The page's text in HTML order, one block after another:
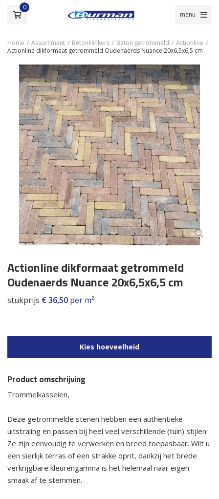
0
menu
Home / Assortiment / Betonklinkers / Beton getrommeld / Actionline /
Actionline dikformaat getrommeld Oudenaerds Nuance 20x6,5x6,5 cm
Actionline dikformaat getrommeld
Oudenaerds Nuance 20x6,5x6,5 cm
stukprijs €36,50 per m²
Kies hoeveelheid
Product omschrijving
Trommelkasseien,
Deze getrommelde stenen hebben een authentieke
uitstraling en passen bij heel veel verschillende (tuin) stijlen.
Ze zijn eenvoudig te verwerken en breed toepasbaar. Wilt u
een sierlijk terras of een strakke oprit, dankzij het brede
verkrijgbare kleurengamma is het helemaal naar eigen
smaak af te stemmen.